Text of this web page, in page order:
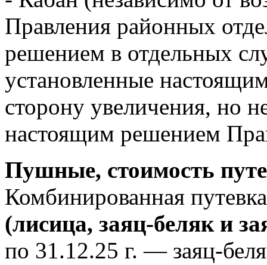
Правления районных
решением в отдельных
установленные
сторону увеличения, но
настоящим решением
Пушные, стоимость
Комбинированная
(лисица, заяц-беляк и
по 31.12.25 г. — заяц-